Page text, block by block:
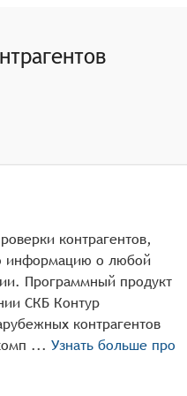
контрагентов,
информацию о любой
Программный продукт
СКБ Контур
контрагентов
посредством изучения экспресс-отчётов о комп ... Узнать больше про